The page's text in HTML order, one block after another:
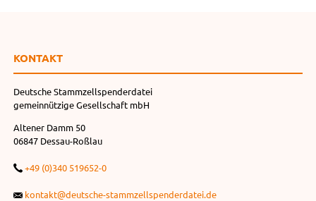
KONTAKT
Deutsche Stammzellspenderdatei
gemeinnützige Gesellschaft mbH
Altener Damm 50
06847 Dessau-Roßlau
+49 (0)340 519652-0
kontakt@deutsche-stammzellspenderdatei.de